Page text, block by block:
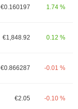
€0.160197 1.74 %
€1,848.92 0.12 %
€0.866287 -0.01 %
€2.05 -0.10 %